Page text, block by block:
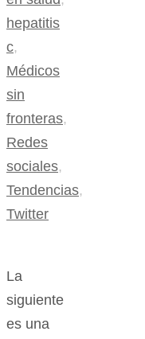
hepatitis
c,
Médicos
sin
fronteras,
Redes
sociales,
Tendencias,
Twitter
La
siguiente
es una